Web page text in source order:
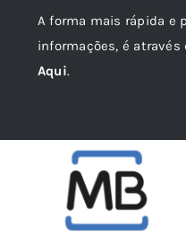
A forma mais rápida e
informações, é
Aqui.